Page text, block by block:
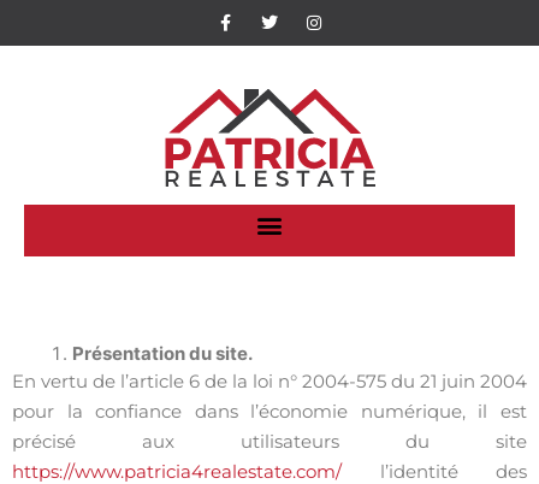
Présentation du site.
En vertu de l’article 6 de la loi n° 2004-575 du 21 juin 2004
pour la confiance dans l’économie numérique, il est
précisé aux utilisateurs du site
https://www.patricia4realestate.com/l’identité des